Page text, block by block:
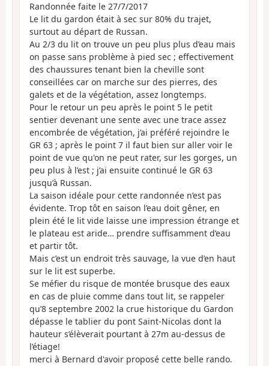
Randonnée faite le 27/7/2017
Le lit du gardon était à sec sur 80% du trajet,
surtout au départ de Russan.
Au 2/3 du lit on trouve un peu plus plus d’eau mais
on passe sans problème à pied sec ; effectivement
des chaussures tenant bien la cheville sont
conseillées car on marche sur des pierres, des
galets et de la végétation, assez longtemps.
Pour le retour un peu après le point 5 le petit
sentier devenant une sente avec une trace assez
encombrée de végétation, j’ai préféré rejoindre le
GR 63 ; après le point 7 il faut bien sur aller voir le
point de vue qu'on ne peut rater, sur les gorges, un
peu plus à l’est ; j’ai ensuite continué le GR 63
jusqu’à Russan.
La saison idéale pour cette randonnée n’est pas
évidente. Trop tôt en saison l’eau doit gêner, en
plein été le lit vide laisse une impression étrange et
le plateau est aride… prendre suffisamment d’eau
et partir tôt.
Mais c’est un endroit très sauvage, la vue d’en haut
sur le lit est superbe.
Se méfier du risque de montée brusque des eaux
en cas de pluie comme dans tout lit, se rappeler
qu’8 septembre 2002 la crue historique du Gardon
dépasse le tablier du pont Saint-Nicolas dont la
hauteur s’élèverait pourtant à 27m au-dessus de
l’étiage!
merci à Bernard d'avoir proposé cette belle rando.